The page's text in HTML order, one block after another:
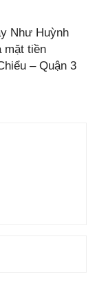
Như Huỳnh
mặt tiền
– Quận 3